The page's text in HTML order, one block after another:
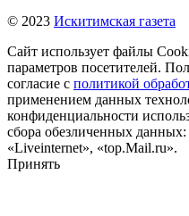
© 2023 Искитимская газета
Сайт использует файлы
параметров посетителей.
согласие с политикой
применением данных
конфиденциальности
сбора обезличенных
«Liveinternet», «top.Mail.ru».
Принять